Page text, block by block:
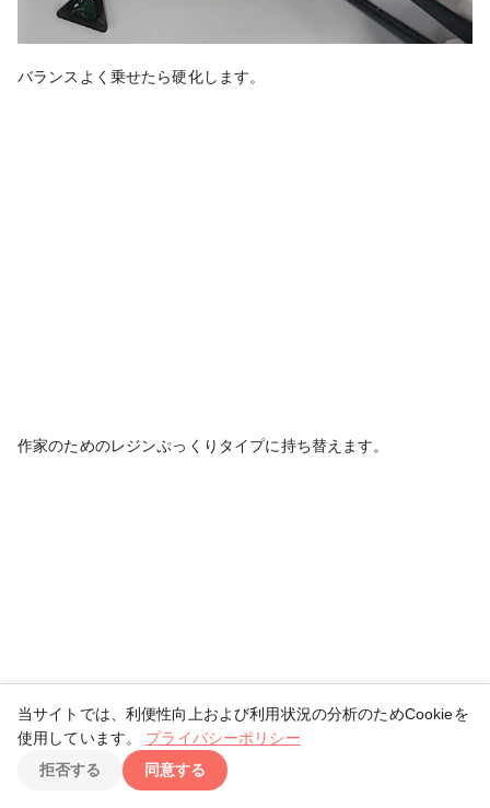
バランスよく乗せたら硬化します。
作家のためのレジンぷっくりタイプに持ち替えます。
当サイトでは、利便性向上および利用状況の分析のためCookieを
使用しています。
プライバシーポリシー
拒否する
同意する